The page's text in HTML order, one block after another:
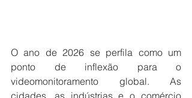
O ano de 2026 se perfila como um
ponto de inflexão para o
videomonitoramento global. As